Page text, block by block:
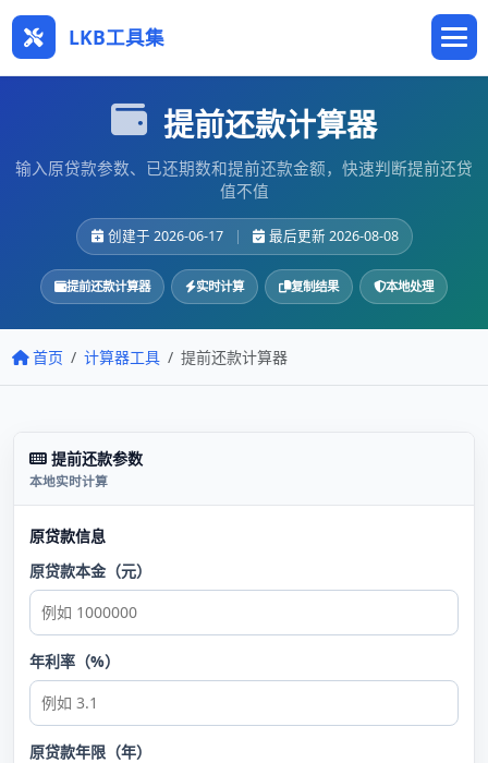
LKB工具集
提前还款计算器
输入原贷款参数、已还期数和提前还款金额，快速判断提前还贷
值不值
创建于 2026-06-17 | 最后更新 2026-08-08
提前还款计算器 实时计算 复制结果 本地处理
首页 计算器工具 提前还款计算器
提前还款参数
本地实时计算
原贷款信息
原贷款本金（元）
年利率（%）
原贷款年限（年）